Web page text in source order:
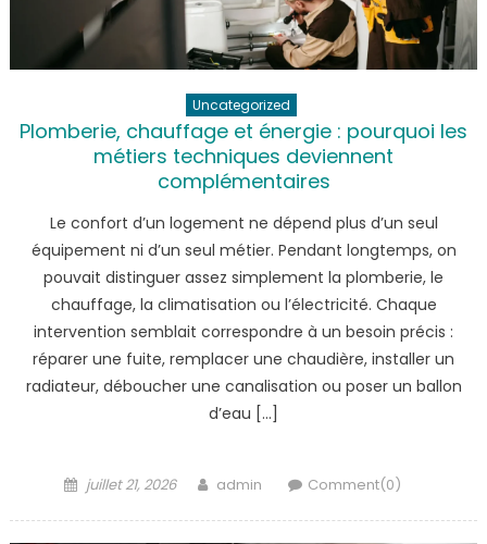
Uncategorized
Plomberie, chauffage et énergie : pourquoi les
métiers techniques deviennent
complémentaires
Le confort d’un logement ne dépend plus d’un seul
équipement ni d’un seul métier. Pendant longtemps, on
pouvait distinguer assez simplement la plomberie, le
chauffage, la climatisation ou l’électricité. Chaque
intervention semblait correspondre à un besoin précis :
réparer une fuite, remplacer une chaudière, installer un
radiateur, déboucher une canalisation ou poser un ballon
d’eau […]
Posted
juillet 21, 2026 Author
admin Comment(0)